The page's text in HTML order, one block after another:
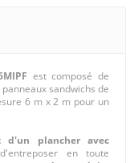
est composé de
sandwichs de
6 m x 2 m pour un
plancher avec
en toute